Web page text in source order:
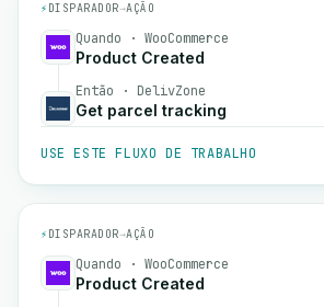
⚡ DISPARADOR→AÇÃO
Quando · WooCommerce
Product Created
Então · DelivZone
Get parcel tracking
USE ESTE FLUXO DE TRABALHO
⚡ DISPARADOR→AÇÃO
Quando · WooCommerce
Product Created